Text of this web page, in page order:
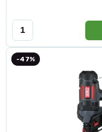
-47%